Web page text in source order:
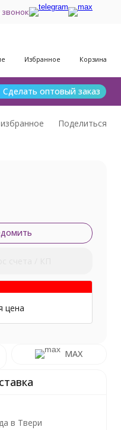
Избранное Корзина
Сделать оптовый заказ
Поделиться
цена
MAX
в Твери